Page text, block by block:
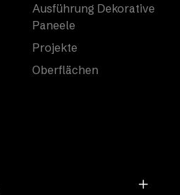
Ausführung Dekorative
Paneele
Projekte
Oberflächen